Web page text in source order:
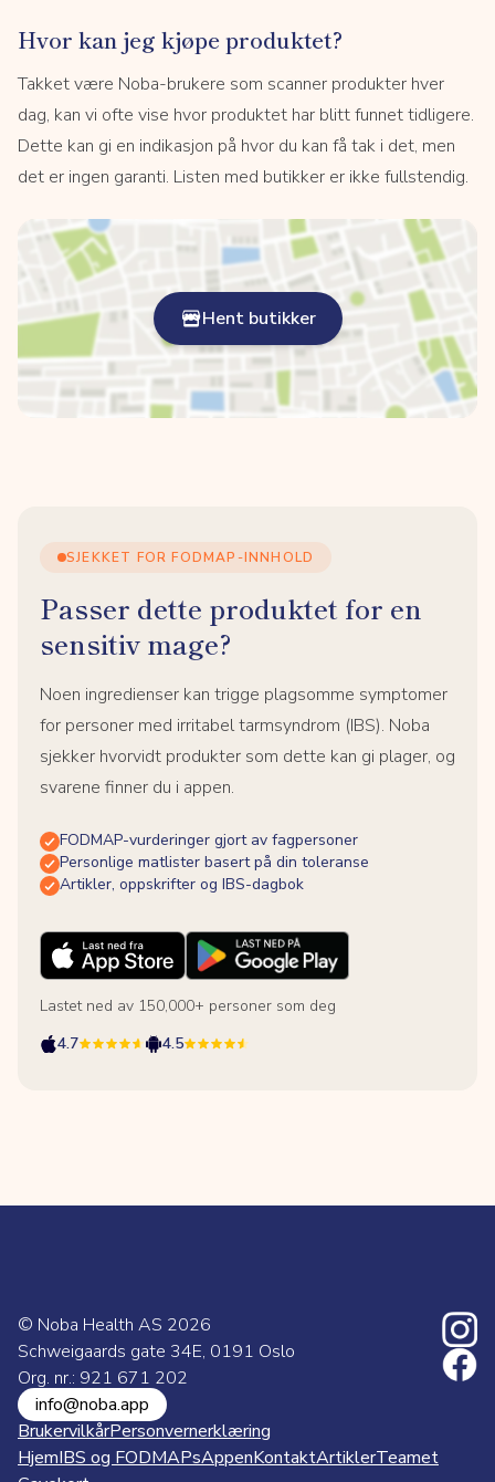
Hvor kan jeg kjøpe produktet?
Takket være Noba-brukere som scanner produkter hver
dag, kan vi ofte vise hvor produktet har blitt funnet tidligere.
Dette kan gi en indikasjon på hvor du kan få tak i det, men
det er ingen garanti. Listen med butikker er ikke fullstendig.
Hent butikker
SJEKKET FOR FODMAP-INNHOLD
Passer dette produktet for en
sensitiv mage?
Noen ingredienser kan trigge plagsomme symptomer
for personer med irritabel tarmsyndrom (IBS). Noba
sjekker hvorvidt produkter som dette kan gi plager, og
svarene finner du i appen.
FODMAP-vurderinger gjort av fagpersoner
Personlige matlister basert på din toleranse
Artikler, oppskrifter og IBS-dagbok
Lastet ned av 150,000+ personer som deg
4.7
4.5
© Noba Health AS 2026
Schweigaards gate 34E, 0191 Oslo
Org. nr.: 921 671 202
info@noba.app
BrukervilkårPersonvernerklæring
HjemIBS og FODMAPsAppenKontaktArtiklerTeamet